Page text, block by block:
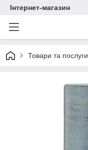
Інтернет-магазин
Товари та послуги